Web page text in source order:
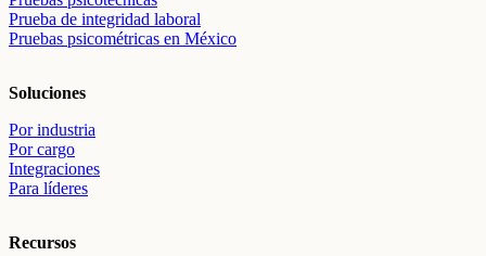
Prueba de integridad laboral
Pruebas psicométricas en México
Soluciones
Por industria
Por cargo
Integraciones
Para líderes
Recursos